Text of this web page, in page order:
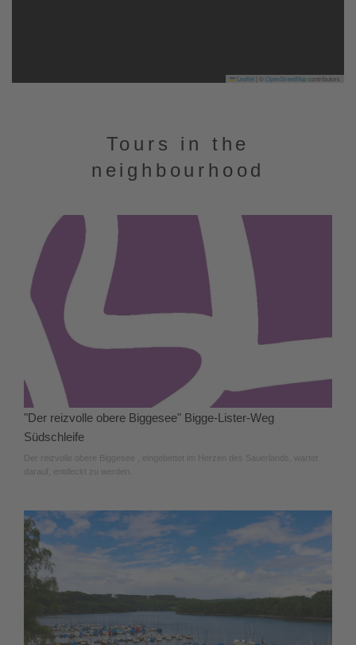
Leaflet OpenStreetMapcontributors
Tours in the
neighbourhood
"Der reizvolle obere Biggesee" Bigge-Lister-Weg
Südschleife
Der reizvolle obere Biggesee , eingebettet im Herzen des Sauerlands, wartet
darauf, entdeckt zu werden.